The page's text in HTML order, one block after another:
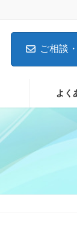
ご相談
よく